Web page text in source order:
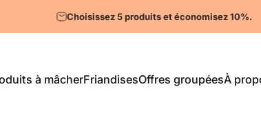
Choisissez 5 produits et économisez 10%.
à mâcherFriandisesOffres groupéesÀ